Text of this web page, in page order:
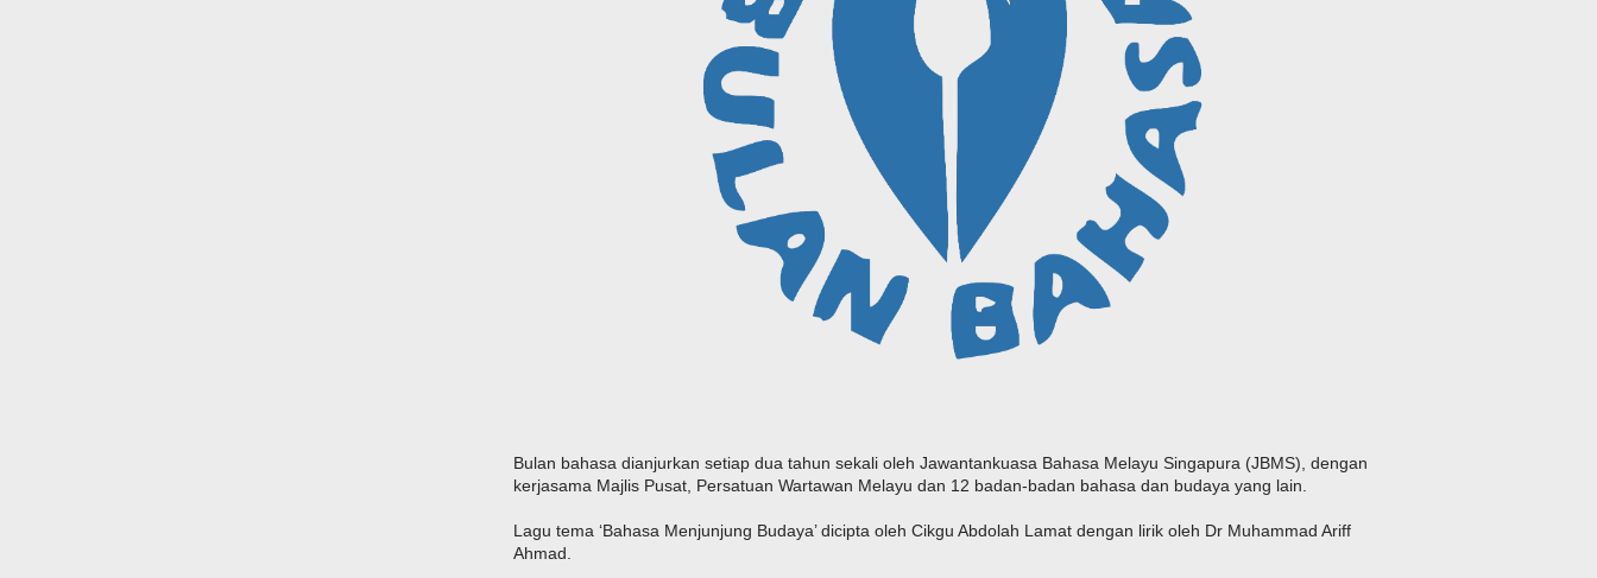
Bulan bahasa dianjurkan setiap dua tahun sekali oleh Jawantankuasa Bahasa Melayu Singapura (JBMS), dengan
kerjasama Majlis Pusat, Persatuan Wartawan Melayu dan 12 badan-badan bahasa dan budaya yang lain.
Lagu tema ‘Bahasa Menjunjung Budaya’ dicipta oleh Cikgu Abdolah Lamat dengan lirik oleh Dr Muhammad Ariff
Ahmad.